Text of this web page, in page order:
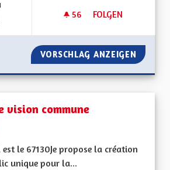
56 56 FOLLOWER
FOLGEN
UNE RÉGION
VORSCHLAG ANZEIGEN UNE
vision commune
le 67130Je propose la création
unique pour la...